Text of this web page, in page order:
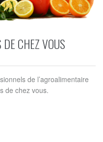
CHEZ VOUS
de l’agroalimentaire
de chez vous.